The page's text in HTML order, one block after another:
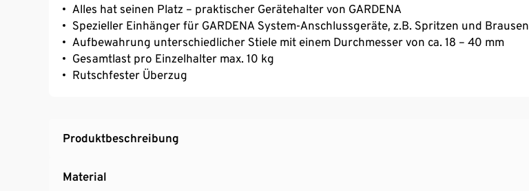
Alles hat seinen Platz – praktischer Gerätehalter von GARDENA
Spezieller Einhänger für GARDENA System-Anschlussgeräte, z.B. Spritzen und Brausen
Aufbewahrung unterschiedlicher Stiele mit einem Durchmesser von ca. 18 – 40 mm
Gesamtlast pro Einzelhalter max. 10 kg
Rutschfester Überzug
Produktbeschreibung
Material